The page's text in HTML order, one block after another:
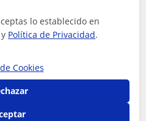
lenguaje musical,
y de trompa
de Cataluña (ESMUC) en
por enseñar y
de c...
lo establecido en
y Política de Privacidad.
Cookies